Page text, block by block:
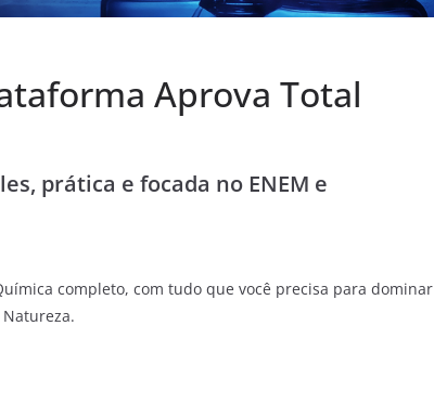
Aprova Total
prática e focada no ENEM e
completo, com tudo que você precisa para dominar